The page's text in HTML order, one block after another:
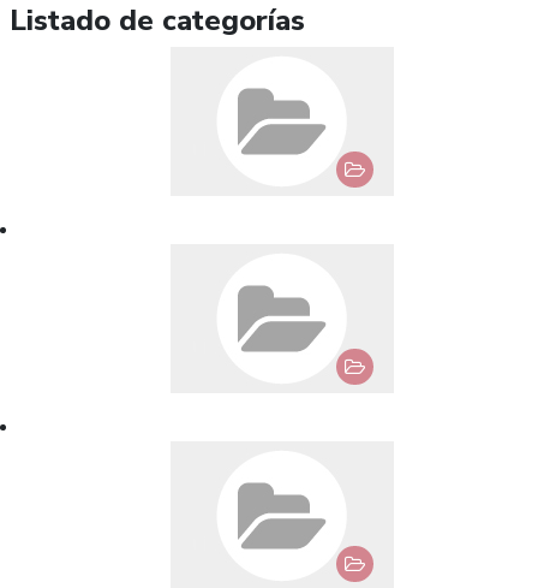
Listado de categorías